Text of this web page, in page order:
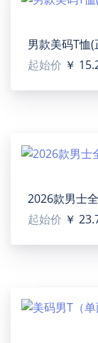
Printing. The
【Product
soft material.
durability.
【Washing
【Designer
男款美码T恤(
起始价 ￥
2026款男士
起始价 ￥